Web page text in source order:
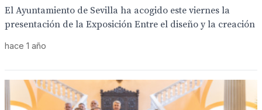
El Ayuntamiento de Sevilla ha acogido este viernes la
presentación de la Exposición Entre el diseño y la creación
hace 1 año